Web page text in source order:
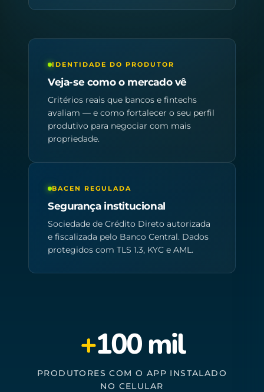
IDENTIDADE DO PRODUTOR
Veja-se como o mercado vê
Critérios reais que bancos e fintechs
avaliam — e como fortalecer o seu perfil
produtivo para negociar com mais
propriedade.
BACEN REGULADA
Segurança institucional
Sociedade de Crédito Direto autorizada
e fiscalizada pelo Banco Central. Dados
protegidos com TLS 1.3, KYC e AML.
+100 mil
PRODUTORES COM O APP INSTALADO
NO CELULAR